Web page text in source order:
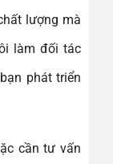
lượng mà
làm đối tác
phát triển
cần tư vấn